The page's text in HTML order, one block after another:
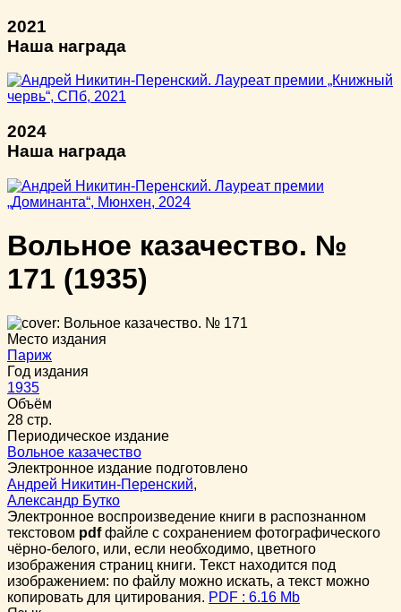
2021
Наша награда
2024
Наша награда
Вольное казачество. №
171 (1935)
Место издания
Париж
Год издания
1935
Объём
28 стр.
Периодическое издание
Вольное казачество
Электронное издание подготовлено
Андрей Никитин-Перенский,
Александр Бутко
Электронное воспроизведение книги в распознанном
текстовом pdfфайле с сохранением фотографического
чёрно-белого, или, если необходимо, цветного
изображения страниц книги. Текст находится под
изображением: по файлу можно искать, а текст можно
копировать для цитирования. PDF : 6.16 Mb